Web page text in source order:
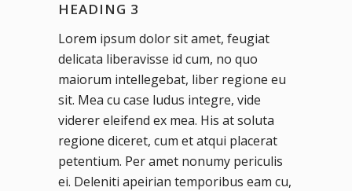
HEADING 3
Lorem ipsum dolor sit amet, feugiat
delicata liberavisse id cum, no quo
maiorum intellegebat, liber regione eu
sit. Mea cu case ludus integre, vide
viderer eleifend ex mea. His at soluta
regione diceret, cum et atqui placerat
petentium. Per amet nonumy periculis
ei. Deleniti apeirian temporibus eam cu,